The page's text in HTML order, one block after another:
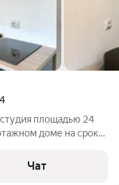
площадью 24
доме на срок
Чат